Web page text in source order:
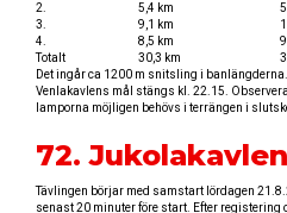
2.
5,4 km
3.
9,1 km
4.
8,5 km
Totalt
30,3 km
Det ingår ca 1200 m snitsling i
Venlakavlens mål stängs kl. 22.15.
lamporna möjligen behövs i terrängen i
72. Jukolakavlen
Tävlingen börjar med samstart lördagen
senast 20 minuter före start. Efter registering